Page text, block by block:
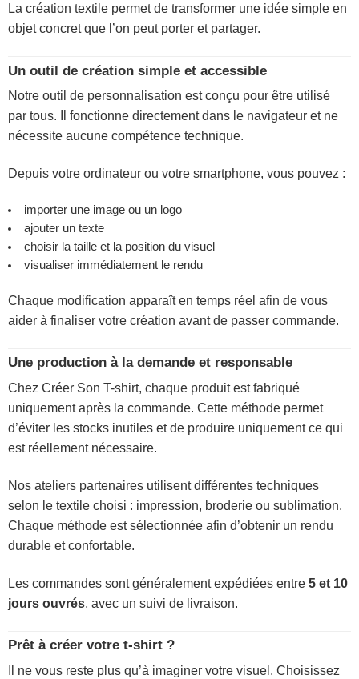
La création textile permet de transformer une idée simple en
objet concret que l’on peut porter et partager.
Un outil de création simple et accessible
Notre outil de personnalisation est conçu pour être utilisé
par tous. Il fonctionne directement dans le navigateur et ne
nécessite aucune compétence technique.
Depuis votre ordinateur ou votre smartphone, vous pouvez :
importer une image ou un logo
ajouter un texte
choisir la taille et la position du visuel
visualiser immédiatement le rendu
Chaque modification apparaît en temps réel afin de vous
aider à finaliser votre création avant de passer commande.
Une production à la demande et responsable
Chez Créer Son T-shirt, chaque produit est fabriqué
uniquement après la commande. Cette méthode permet
d’éviter les stocks inutiles et de produire uniquement ce qui
est réellement nécessaire.
Nos ateliers partenaires utilisent différentes techniques
selon le textile choisi : impression, broderie ou sublimation.
Chaque méthode est sélectionnée afin d’obtenir un rendu
durable et confortable.
Les commandes sont généralement expédiées entre 5 et 10
jours ouvrés, avec un suivi de livraison.
Prêt à créer votre t-shirt ?
Il ne vous reste plus qu’à imaginer votre visuel. Choisissez